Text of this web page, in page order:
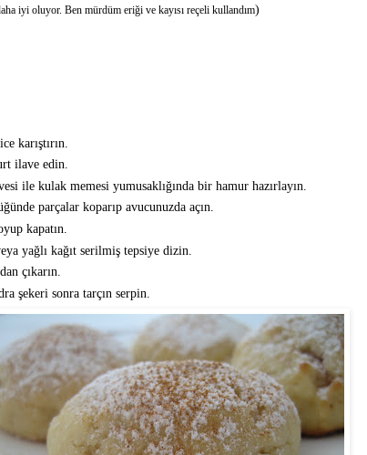
iyi oluyor. Ben mürdüm eriği ve kayısı reçeli kullandım)
karıştırın.
ilave edin.
ile kulak memesi yumusaklığında bir hamur hazırlayın.
parçalar koparıp avucunuzda açın.
kapatın.
yağlı kağıt serilmiş tepsiye dizin.
çıkarın.
şekeri sonra tarçın serpin.